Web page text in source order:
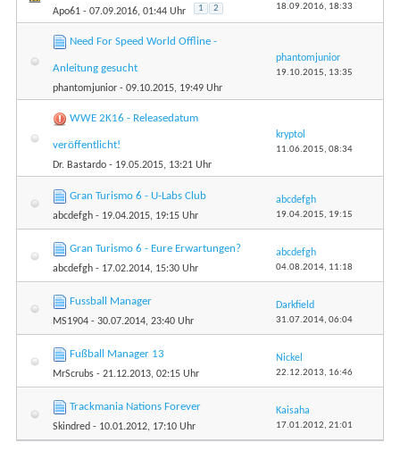
Apo61 - 07.09.2016, 01:44 Uhr 1 2 18.09.2016, 18:33
Need For Speed World Offline -
Anleitung gesucht
phantomjunior - 09.10.2015, 19:49 Uhr
phantomjunior
19.10.2015, 13:35
WWE 2K16 - Releasedatum
veröffentlicht!
Dr. Bastardo - 19.05.2015, 13:21 Uhr
kryptol
11.06.2015, 08:34
Gran Turismo 6 - U-Labs Club
abcdefgh - 19.04.2015, 19:15 Uhr
abcdefgh
19.04.2015, 19:15
Gran Turismo 6 - Eure Erwartungen?
abcdefgh - 17.02.2014, 15:30 Uhr
abcdefgh
04.08.2014, 11:18
Fussball Manager
MS1904 - 30.07.2014, 23:40 Uhr
Darkfield
31.07.2014, 06:04
Fußball Manager 13
MrScrubs - 21.12.2013, 02:15 Uhr
Nickel
22.12.2013, 16:46
Trackmania Nations Forever
Skindred - 10.01.2012, 17:10 Uhr
Kaisaha
17.01.2012, 21:01